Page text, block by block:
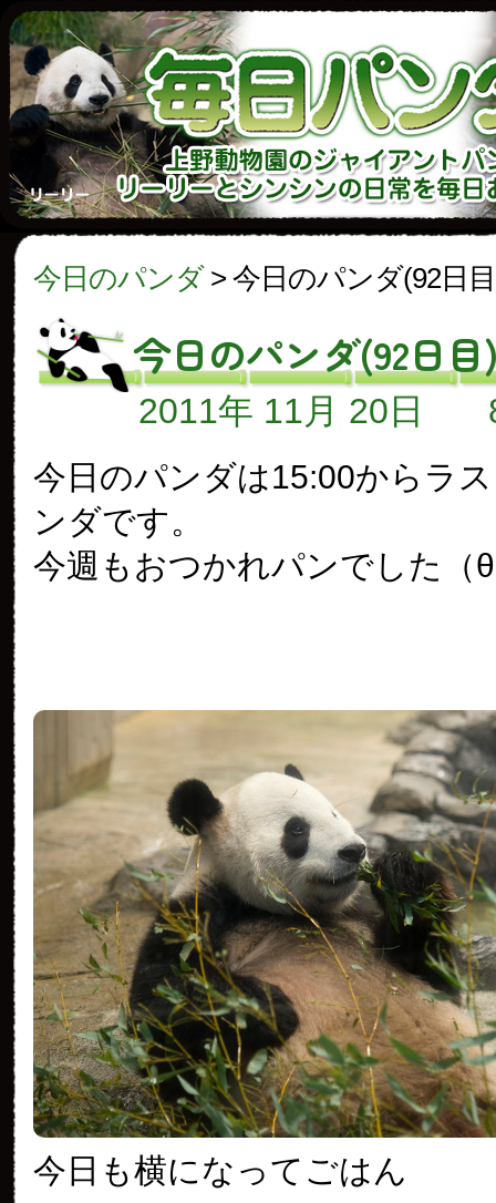
今日のパンダ> 今日のパンダ(92日
今日のパンダ(92日
2011年 11月 20日
今日のパンダは15:00からラ
ンダです。
今週もおつかれパンでした（
今日も横になってごはん